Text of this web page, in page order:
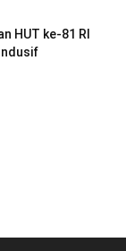
HUT ke-81 RI